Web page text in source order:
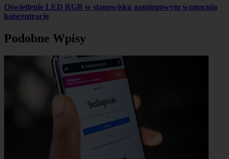
Oświetlenie LED RGB w stanowisku gamingowym wzmacnia
koncentrację
Podobne Wpisy